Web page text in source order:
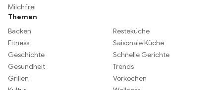
Milchfrei
Themen
Backen
Fitness
Geschichte
Gesundheit
Grillen
Resteküche
Saisonale Küche
Schnelle Gerichte
Trends
Vorkochen